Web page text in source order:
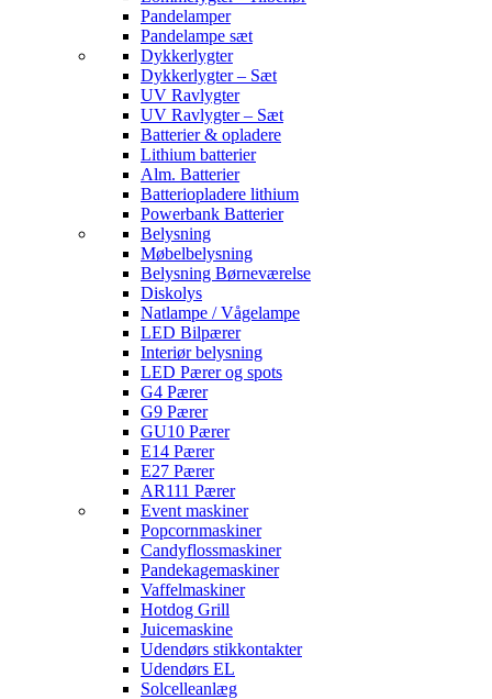
Pandelamper
Pandelampe sæt
Dykkerlygter
Dykkerlygter – Sæt
UV Ravlygter
UV Ravlygter – Sæt
Batterier & opladere
Lithium batterier
Alm. Batterier
Batteriopladere lithium
Powerbank Batterier
Belysning
Møbelbelysning
Belysning Børneværelse
Diskolys
Natlampe / Vågelampe
LED Bilpærer
Interiør belysning
LED Pærer og spots
G4 Pærer
G9 Pærer
GU10 Pærer
E14 Pærer
E27 Pærer
AR111 Pærer
Event maskiner
Popcornmaskiner
Candyflossmaskiner
Pandekagemaskiner
Vaffelmaskiner
Hotdog Grill
Juicemaskine
Udendørs stikkontakter
Udendørs EL
Solcelleanlæg